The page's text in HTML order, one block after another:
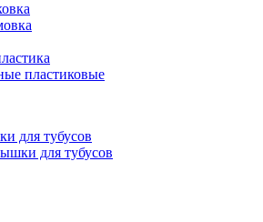
пластиковые
для тубусов
для тубусов